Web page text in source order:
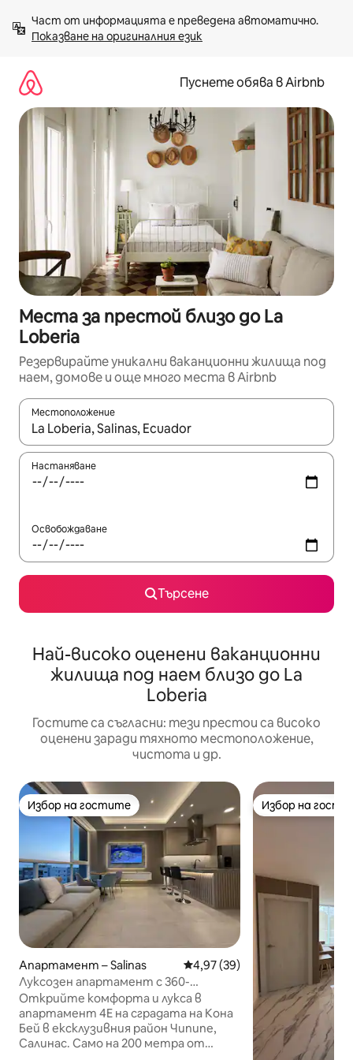
към
съдържанието
Показване на оригиналния език
Пуснете обява в Airbnb
Места за престой близо до La
Loberia
Резервирайте уникални ваканционни жилища под
наем, домове и още много места в Airbnb
Местоположение
Когато резултатите се покажат, използвайте
Настаняване
Освобождаване
Търсене
Най-високо оценени ваканционни
жилища под наем близо до La
Loberia
Гостите са съгласни: тези престои са високо
оценени заради тяхното местоположение,
чистота и др.
Избор на гостите
Избор на гостите
Апартамент – Salinas Средна оценка: 4,97 от 5,
4,97 (39)
Луксозен апартамент с 360-
градусов изглед от покрива в Чипипе
Открийте комфорта и лукса в
апартамент 4E на сградата на Кона
Бей в ексклузивния район Чипипе,
Салинас. Само на 200 метра от
Избор на
Избор на